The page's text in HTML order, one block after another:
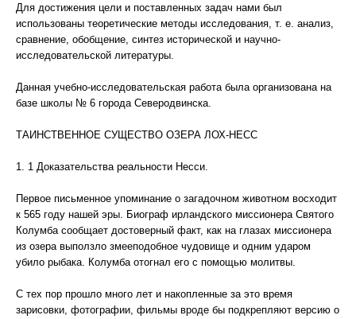
Для достижения цели и поставленных задач нами был
использованы теоретические методы исследования, т. е. анализ,
сравнение, обобщение, синтез исторической и научно-
исследовательской литературы.
Данная учебно-исследовательская работа была организована на
базе школы № 6 города Северодвинска.
ТАИНСТВЕННОЕ СУЩЕСТВО ОЗЕРА ЛОХ-НЕСС
1. 1 Доказательства реальности Несси.
Первое письменное упоминание о загадочном животном восходит
к 565 году нашей эры. Биограф ирландского миссионера Святого
Колумба сообщает достоверный факт, как на глазах миссионера
из озера выползло змееподобное чудовище и одним ударом
убило рыбака. Колумба отогнал его с помощью молитвы.
С тех пор прошло много лет и накопленные за это время
зарисовки, фотографии, фильмы вроде бы подкрепляют версию о